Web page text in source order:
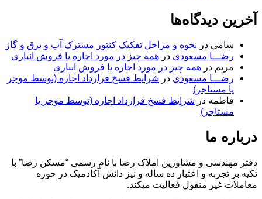
آخرین دیدگاه‌ها
سامی در نحوه و مراحل تفکیک کنتور مشترک آب و برق و گاز
رضـــا مسعودی در همه چیز در مورد اجاره یا فروش انباری
مریم در همه چیز در مورد اجاره یا فروش انباری
رضـــا مسعودی در شرایط فسخ قرارداد اجاره (توسط موجر
یا مستاجر)
فاطمه در شرایط فسخ قرارداد اجاره (توسط موجر یا
مستاجر)
درباره ما
دفتر مهندسی و مشاورین املاک رضا با نام رسمی “مسکن رضا” با
تکیه بر تجربه و اعتبار ده ساله و نیز دانش آکادمیک در حوزه
معاملات غیر منقول فعالیت میکند.